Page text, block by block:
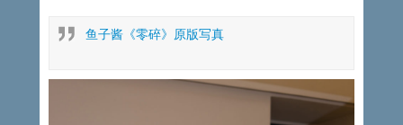
鱼子酱《零碎》原版写真